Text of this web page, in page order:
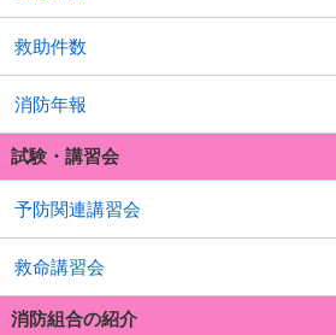
救助件数
消防年報
試験・講習会
予防関連講習会
救命講習会
消防組合の紹介